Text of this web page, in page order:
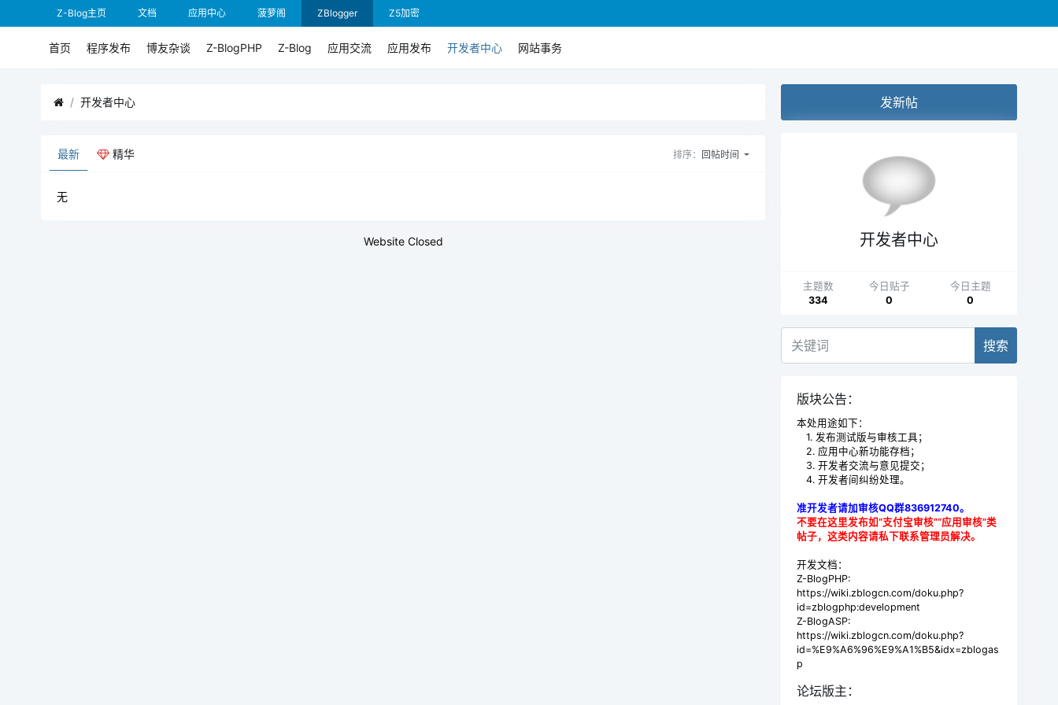
Z-Blog主页 文档 应用中心 菠萝阁 ZBlogger Z5加密
首页 程序发布 博友杂谈 Z-BlogPHP Z-Blog 应用交流 应用发布 开发者中心 网站事务
开发者中心
最新 精华 排序： 回帖时间
无
Website Closed
发新帖
开发者中心
主题数
334
今日贴子
0
今日主题
0
搜索
版块公告：
本处用途如下：
1. 发布测试版与审核工具；
2. 应用中心新功能存档；
3. 开发者交流与意见提交；
4. 开发者间纠纷处理。
准开发者请加审核QQ群836912740。
不要在这里发布如“支付宝审核”“应用审核”类
帖子，这类内容请私下联系管理员解决。
开发文档：
Z-BlogPHP:
https://wiki.zblogcn.com/doku.php?
id=zblogphp:development
Z-BlogASP:
https://wiki.zblogcn.com/doku.php?
id=%E9%A6%96%E9%A1%B5&idx=zblogas
p
论坛版主：